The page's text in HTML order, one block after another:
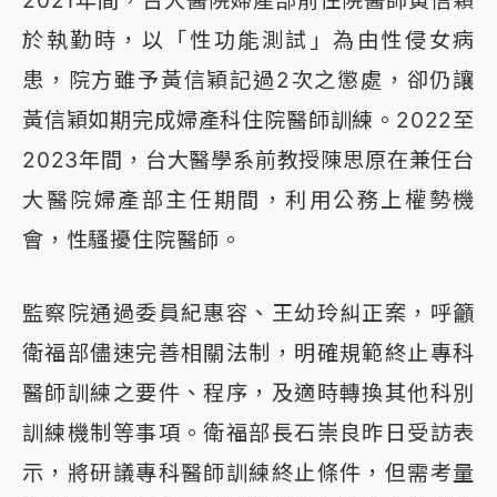
於執勤時，以「性功能測試」為由性侵女病
患，院方雖予黃信穎記過2次之懲處，卻仍讓
黃信穎如期完成婦產科住院醫師訓練。2022至
2023年間，台大醫學系前教授陳思原在兼任台
大醫院婦產部主任期間，利用公務上權勢機
會，性騷擾住院醫師。
監察院通過委員紀惠容、王幼玲糾正案，呼籲
衛福部儘速完善相關法制，明確規範終止專科
醫師訓練之要件、程序，及適時轉換其他科別
訓練機制等事項。衛福部長石崇良昨日受訪表
示，將研議專科醫師訓練終止條件，但需考量